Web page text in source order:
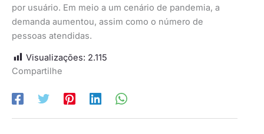
por usuário. Em meio a um cenário de pandemia, a
demanda aumentou, assim como o número de
pessoas atendidas.
Visualizações: 2.115
Compartilhe